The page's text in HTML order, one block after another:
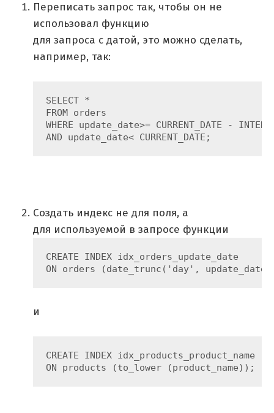
Переписать запрос так, чтобы он не
использовал функцию
для запроса с датой, это можно сделать,
например, так:
SELECT *
FROM orders
WHERE update_date>= CURRENT_DATE -
AND update_date< CURRENT_DATE;
Создать индекс не для поля, а
для используемой в запросе функции
CREATE INDEX idx_orders_update_date
ON orders (date_trunc('day',
и
CREATE INDEX idx_products_product_name
ON products (to_lower (product_name));